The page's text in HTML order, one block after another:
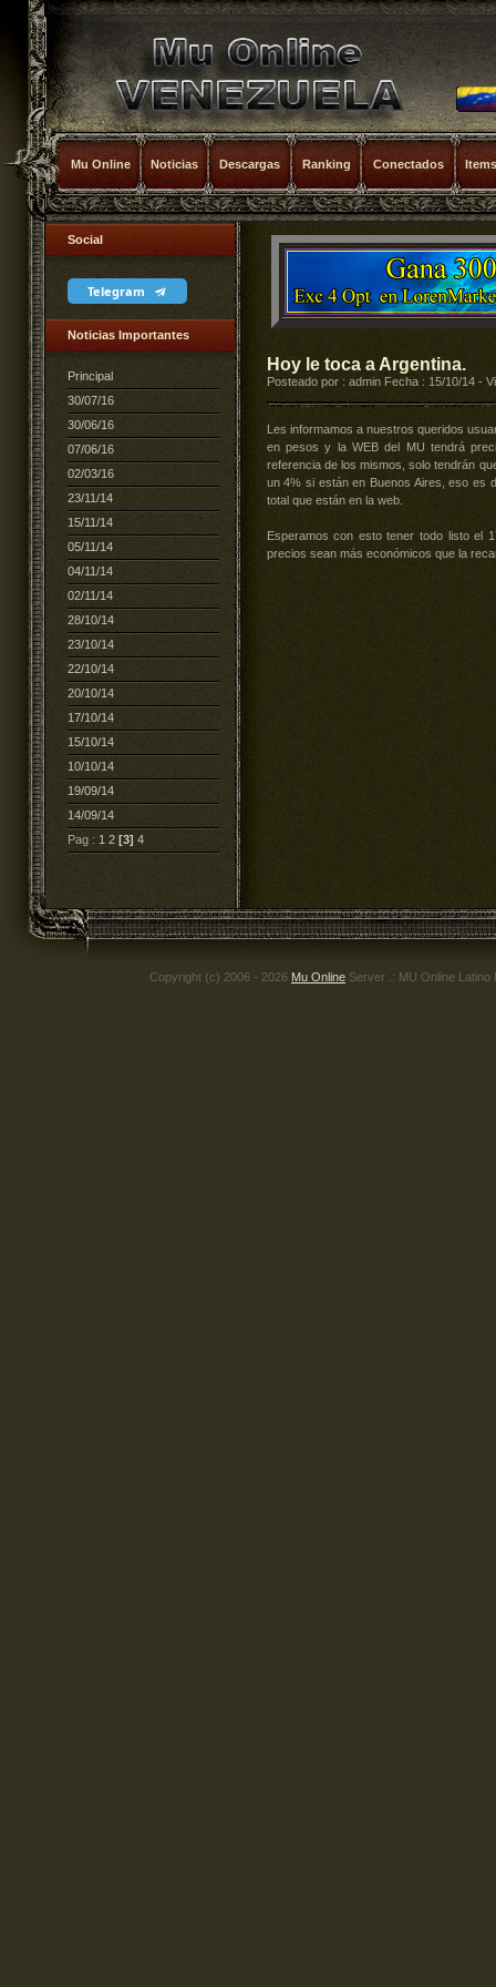
Mu Online Noticias Descargas Ranking Conectados Items
Social
Telegram
Noticias Importantes
Principal
30/07/16
30/06/16
07/06/16
02/03/16
23/11/14
15/11/14
05/11/14
04/11/14
02/11/14
28/10/14
23/10/14
22/10/14
20/10/14
17/10/14
15/10/14
10/10/14
19/09/14
14/09/14
Pag : 1 2 [3] 4
Hoy le toca a Argentina.
Posteado por : admin Fecha : 15/10/14 -
Les informamos a nuestros queridos
en pesos y la WEB del MU tendrá
referencia de los mismos, solo tendrán
un 4% si están en Buenos Aires, eso es
total que están en la web.
Esperamos con esto tener todo listo el
precios sean más económicos que la
Copyright (c) 2006 - 2026 Mu Online Server .: MU Online